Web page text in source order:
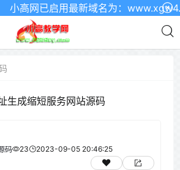
小高网已启用最新域名为：
生成缩短服务网站源码
码 23 2023-09-05 20:46:25